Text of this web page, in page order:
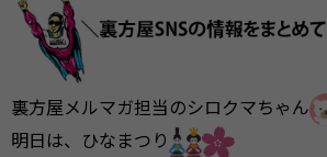
裏方屋メルマガ担当のシロクマちゃん
明日は、ひなまつり